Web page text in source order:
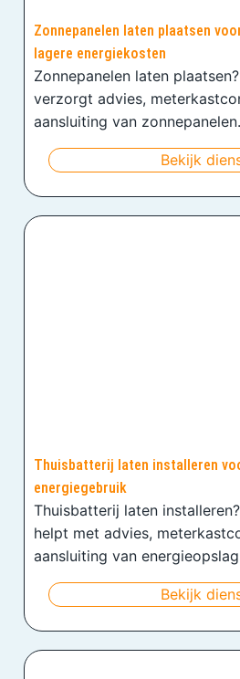
Zonnepanelen laten plaatsen
lagere energiekosten
Zonnepanelen laten
verzorgt advies,
aansluiting van zonnepanelen.
Bekijk
Thuisbatterij laten installeren
energiegebruik
Thuisbatterij laten
helpt met advies,
aansluiting van
Bekijk